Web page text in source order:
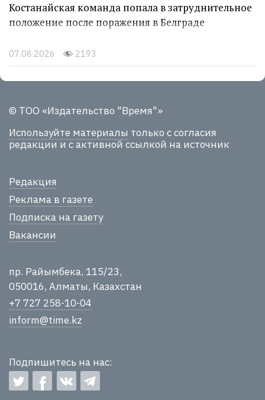
Костанайская команда попала в затруднительное
положение после поражения в Белграде
07.08.2026 2193
© ТОО «Издательство "Время"»
Используйте материалы только с согласия
редакции и с активной ссылкой на источник
Редакция
Реклама в газете
Подписка на газету
Вакансии
пр. Райымбека, 115/23,
050016, Алматы, Казахстан
+7 727 258-10-04
inform@time.kz
Подпишитесь на нас: